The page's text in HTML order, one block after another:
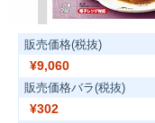
販売価格(税抜)
¥9,060
販売価格バラ(税抜)
¥302